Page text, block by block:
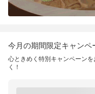
今月の期間限定キャンペ
心ときめく特別キャンペーン
く！